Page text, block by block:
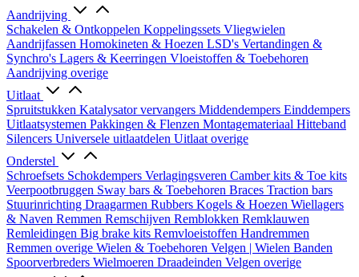
Aandrijving
Schakelen & Ontkoppelen Koppelingssets Vliegwielen
Aandrijfassen Homokineten & Hoezen LSD's Vertandingen &
Synchro's Lagers & Keerringen Vloeistoffen & Toebehoren
Aandrijving overige
Uitlaat
Spruitstukken Katalysator vervangers Middendempers Einddempers
Uitlaatsystemen Pakkingen & Flenzen Montagemateriaal Hitteband
Silencers Universele uitlaatdelen Uitlaat overige
Onderstel
Schroefsets Schokdempers Verlagingsveren Camber kits & Toe kits
Veerpootbruggen Sway bars & Toebehoren Braces Traction bars
Stuurinrichting Draagarmen Rubbers Kogels & Hoezen Wiellagers
& Naven Remmen Remschijven Remblokken Remklauwen
Remleidingen Big brake kits Remvloeistoffen Handremmen
Remmen overige Wielen & Toebehoren Velgen | Wielen Banden
Spoorverbreders Wielmoeren Draadeinden Velgen overige